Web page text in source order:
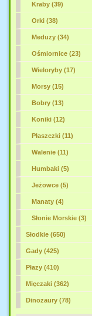
Kraby (39)
Orki (38)
Meduzy (34)
Ośmiornice (23)
Wieloryby (17)
Morsy (15)
Bobry (13)
Koniki (12)
Płaszczki (11)
Walenie (11)
Humbaki (5)
Jeżowce (5)
Manaty (4)
Słonie Morskie (3)
Słodkie (650)
Gady (425)
Płazy (410)
Mięczaki (362)
Dinozaury (78)